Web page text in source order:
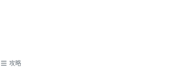
攻略